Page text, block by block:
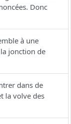
Donc
à une
jonction de
dans de
la volve des